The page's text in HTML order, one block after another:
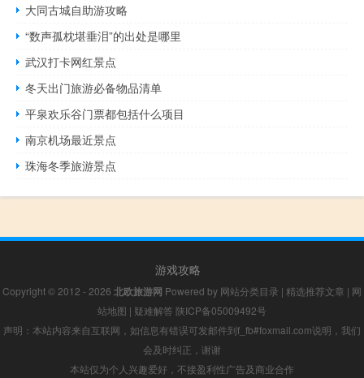
大同古城自助游攻略
“数声孤枕堪垂泪”的出处是哪里
武汉打卡网红景点
冬天出门旅游必备物品清单
平泉欢乐谷门票都包括什么项目
南京机场最近景点
珠海冬季旅游景点
游戏攻略
Copyright © 2012 - 2026 北欧旅游网 Powered by 网站分类目录 | 精选推荐文章 | 网
站地图 | 疑难解答 陕ICP备05009492号
声明：本站内容来自互联网，如信息有错误可发邮件到f_fb#foxmail.com说明，我们
会及时纠正，谢谢
本站仅为个人兴趣爱好，不接盈利性广告及商业合作